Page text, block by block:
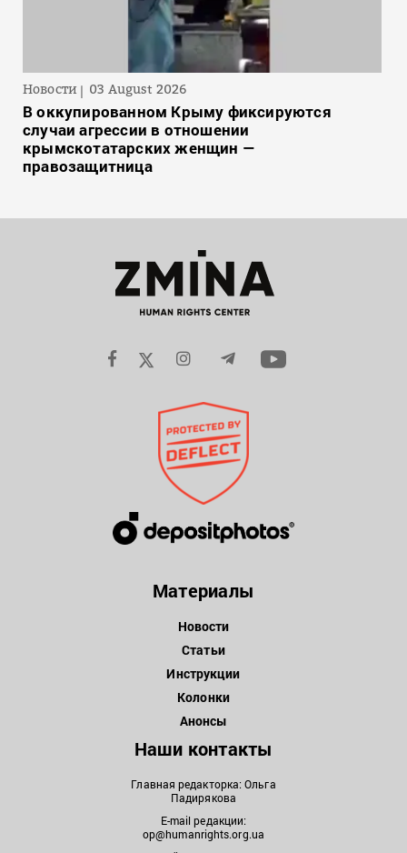
Новости 03 August 2026
В оккупированном Крыму фиксируются
случаи агрессии в отношении
крымскотатарских женщин —
правозащитница
Материалы
Новости
Статьи
Инструкции
Колонки
Анонсы
Наши контакты
Главная редакторка: Ольга
Падирякова
E-mail редакции:
op@humanrights.org.ua